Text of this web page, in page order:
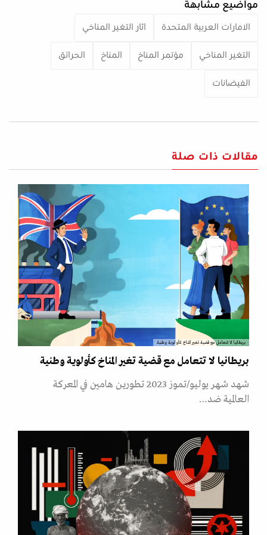
مواضيع مشابهة
الامارات العربية المتحدة اثار التغير المناخي
التغير المناخي مؤتمر المناخ المناخ الحرائق
الفيضانات
مقالات ذات صلة
بريطانيا لا تتعامل مع قضية تغير المناخ كأولوية وطنية
بريطانيا لا تتعامل مع قضية تغير المناخ كأولوية وطنية
شهد شهر يوليو/تموز 2023 تطورين هامين في المعركة
العالمية ضد…